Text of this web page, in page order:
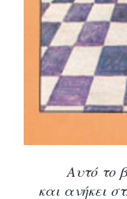
Αυτό το
και ανήκει